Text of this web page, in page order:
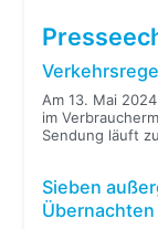
Am 13. Mai
im
Sendung läuft
Sieben
Übernachten